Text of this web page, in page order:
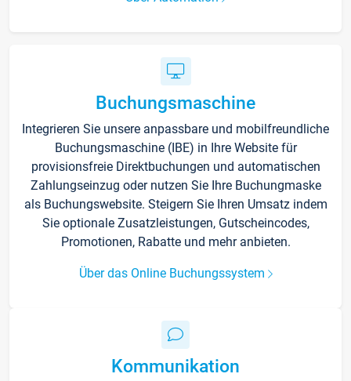
Buchungsmaschine
Integrieren Sie unsere anpassbare und mobilfreundliche
Buchungsmaschine (IBE) in Ihre Website für
provisionsfreie Direktbuchungen und automatischen
Zahlungseinzug oder nutzen Sie Ihre Buchungmaske
als Buchungswebsite. Steigern Sie Ihren Umsatz indem
Sie optionale Zusatzleistungen, Gutscheincodes,
Promotionen, Rabatte und mehr anbieten.
Über das Online Buchungssystem
Kommunikation